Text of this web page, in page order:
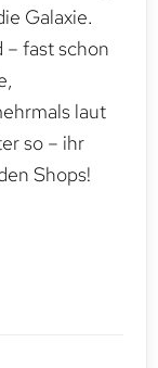
Galaxie.
fast schon
laut
so – ihr
Shops!